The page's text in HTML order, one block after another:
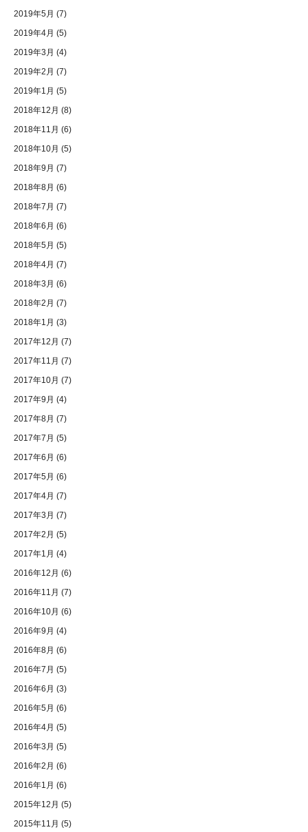
2019年5月 (7)
2019年4月 (5)
2019年3月 (4)
2019年2月 (7)
2019年1月 (5)
2018年12月 (8)
2018年11月 (6)
2018年10月 (5)
2018年9月 (7)
2018年8月 (6)
2018年7月 (7)
2018年6月 (6)
2018年5月 (5)
2018年4月 (7)
2018年3月 (6)
2018年2月 (7)
2018年1月 (3)
2017年12月 (7)
2017年11月 (7)
2017年10月 (7)
2017年9月 (4)
2017年8月 (7)
2017年7月 (5)
2017年6月 (6)
2017年5月 (6)
2017年4月 (7)
2017年3月 (7)
2017年2月 (5)
2017年1月 (4)
2016年12月 (6)
2016年11月 (7)
2016年10月 (6)
2016年9月 (4)
2016年8月 (6)
2016年7月 (5)
2016年6月 (3)
2016年5月 (6)
2016年4月 (5)
2016年3月 (5)
2016年2月 (6)
2016年1月 (6)
2015年12月 (5)
2015年11月 (5)